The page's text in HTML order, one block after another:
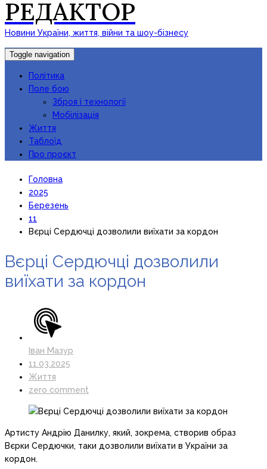
РЕДАКТОР
Новини України, життя, війни та шоу-бізнесу
Toggle navigation
Політика
Поле бою
Зброя і технології
Мобілізація
Життя
Таблоїд
Про проєкт
Головна
2025
Березень
11
Вєрці Сердючці дозволили виїхати за кордон
Вєрці Сердючці дозволили
виїхати за кордон
Іван Мазур
11.03.2025
Життя
zero comment
Артисту Андрію Данилку, який, зокрема, створив образ
Вєрки Сердючки, таки дозволили виїхати в України за
кордон.